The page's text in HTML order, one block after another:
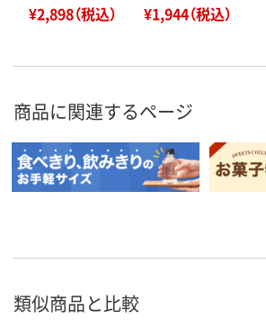
¥2,898（税込） ¥1,944（税込）
商品に関連するページ
類似商品と比較